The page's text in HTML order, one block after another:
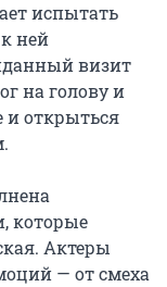
испытать
ней
визит
на голову и
и открыться
которые
Актеры
— от смеха